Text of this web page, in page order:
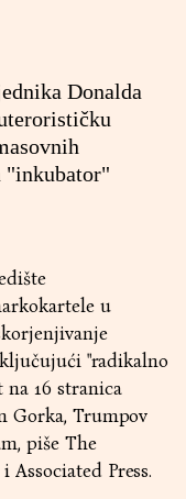
Donalda
"inkubator"
u
"radikalno
16 stranica
Gorka, Trumpov
piše The
Associated Press.